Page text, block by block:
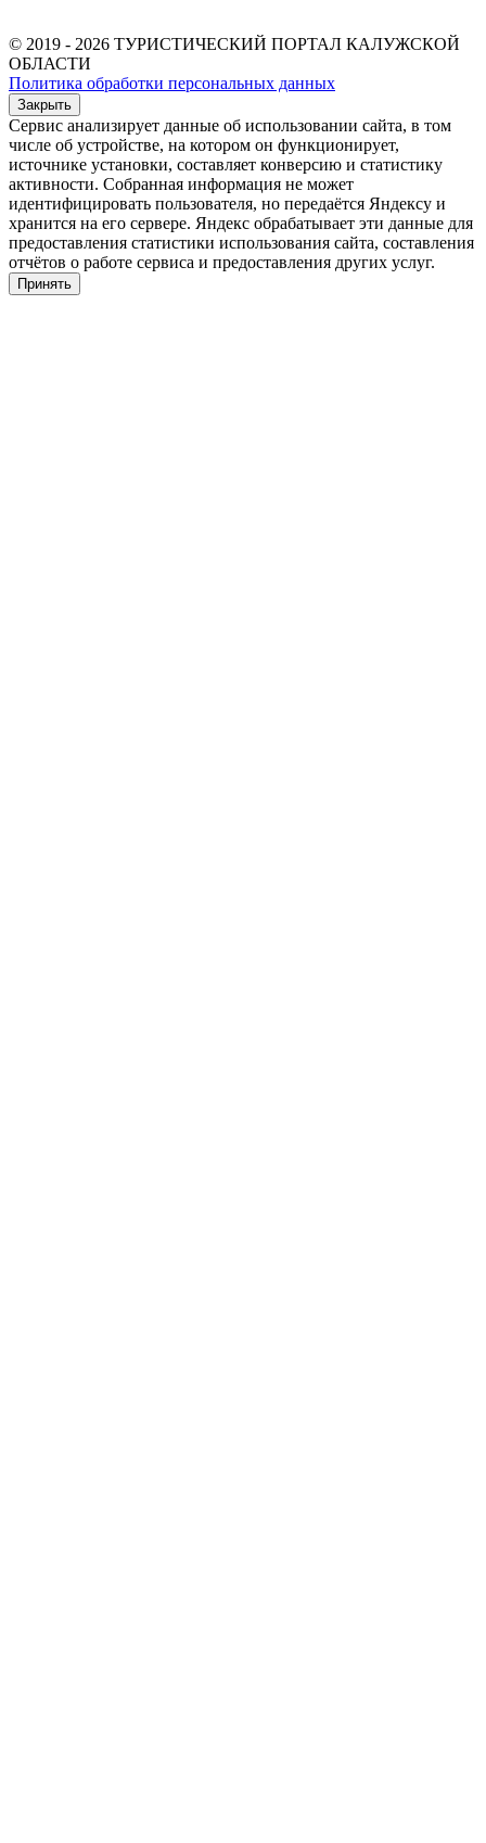
© 2019 - 2026 ТУРИСТИЧЕСКИЙ ПОРТАЛ КАЛУЖСКОЙ
ОБЛАСТИ
Политика обработки персональных данных
Закрыть
Сервис анализирует данные об использовании сайта, в том
числе об устройстве, на котором он функционирует,
источнике установки, составляет конверсию и статистику
активности. Собранная информация не может
идентифицировать пользователя, но передаётся Яндексу и
хранится на его сервере. Яндекс обрабатывает эти данные для
предоставления статистики использования сайта, составления
отчётов о работе сервиса и предоставления других услуг.
Принять